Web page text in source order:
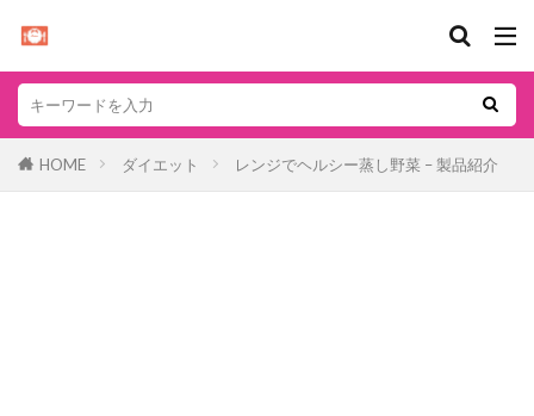
HOME ダイエット レンジでヘルシー蒸し野菜 – 製品紹介